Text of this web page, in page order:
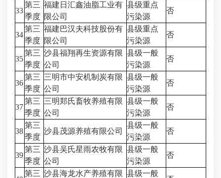
33
第三
季度
福建日汇鑫油脂工业有
限公司
县级重点
污染源
否
34
第三
季度
福建巴汉夫科技股份有
限公司
县级重点
污染源
否
35
第三
季度
沙县福翔再生资源有限
公司
县级一般
污染源
否
36
第三
季度
三明市中安机制炭有限
公司
县级一般
污染源
否
37
第三
季度
三明郑氏畜牧养殖有限
公司
县级一般
污染源
否
38
第三
季度
沙县茂源养殖有限公司
县级一般
污染源
否
39
第三
季度
沙县吴氏星雨农牧有限
公司
县级一般
污染源
否
第三 沙县海龙水产养殖有限 县级一般